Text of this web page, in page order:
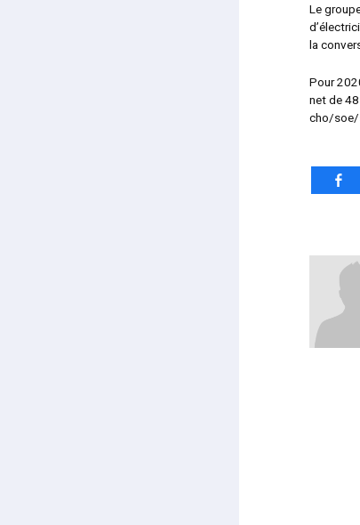
Le
la
Pour
net de
cho/